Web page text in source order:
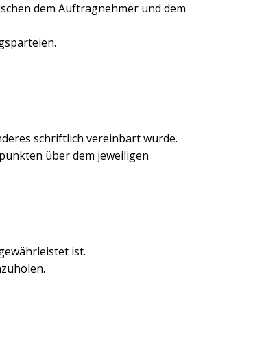
dem Auftragnehmer und dem
schriftlich vereinbart wurde.
über dem jeweiligen
ist.